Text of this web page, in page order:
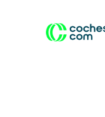
Conduce
desata